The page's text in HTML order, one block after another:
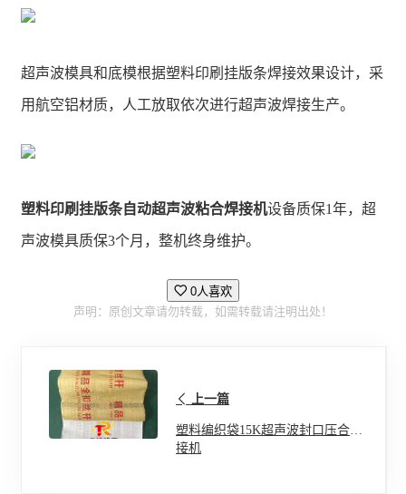
超声波模具和底模根据塑料印刷挂版条焊接效果设计，采
用航空铝材质，人工放取依次进行超声波焊接生产。
塑料印刷挂版条自动超声波粘合焊接机设备质保1年，超
声波模具质保3个月，整机终身维护。
0人喜欢
声明：原创文章请勿转载，如需转载请注明出处！
上一篇
塑料编织袋15K超声波封口压合焊
接机